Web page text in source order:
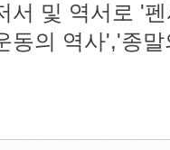
서 및 역서로 '
동의 역사','종